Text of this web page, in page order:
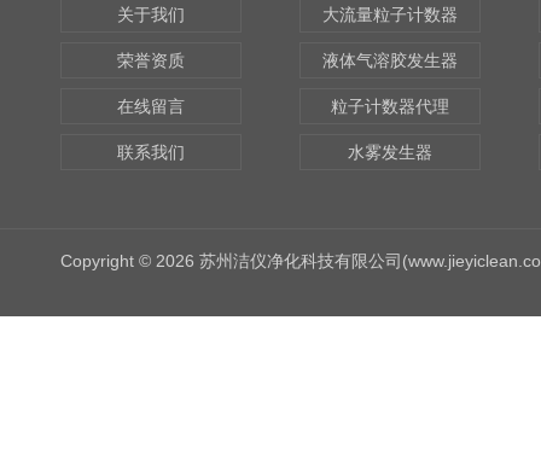
关于我们
荣誉资质
在线留言
联系我们
大流量粒子计数器
液体气溶胶发生器
粒子计数器代理
水雾发生器
Copyright © 2026 苏州洁仪净化科技有限公司